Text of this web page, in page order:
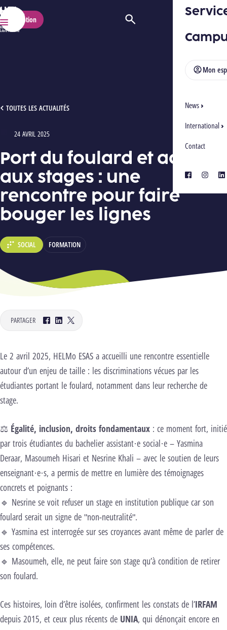
HELMo
Menu
Mon
News
International
Contact
facebook
Inscription Ouvrir/Fermer la recherche
TOUTES LES ACTUALITÉS
PORT DU FOULARD ET ACCÈS AUX STAGES : UNE RENCONTRE POUR FAIRE BOUGER
Port du foulard et accès
aux stages : une
rencontre pour faire
bouger les lignes
Type : Articles
24 AVRIL 2025
DÉPARTEMENT :
SOCIAL FORMATION
PARTAGER
Facebook
LinkedInTwitter
Le 2 avril 2025, HELMo ESAS a accueilli une rencontre essentielle
autour d’un enjeu de taille : les discriminations vécues par les
étudiantes portant le foulard, notamment dans leur recherche de
stage.
⚖️ Égalité, inclusion, droits fondamentaux : ce moment fort, initié
par trois étudiantes du bachelier assistant·e social·e – Yasmina
Deraar, Masoumeh Hisari et Nesrine Khali – avec le soutien de leurs
enseignant·e·s, a permis de mettre en lumière des témoignages
concrets et poignants :
🔹 Nesrine se voit refuser un stage en institution publique car son
foulard serait un signe de "non-neutralité".
🔹 Yasmina est interrogée sur ses croyances avant même de parler de
ses compétences.
🔹 Masoumeh, elle, ne peut faire son stage qu’à condition de retirer
son foulard.
Ces histoires, loin d’être isolées, confirment les constats de l’IRFAM
depuis 2015, et ceux plus récents de UNIA, qui dénonçait encore en